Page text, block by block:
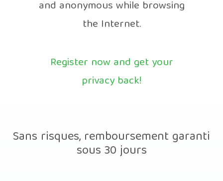
and anonymous while browsing
the Internet.
Register now and get your
privacy back!
Sans risques, remboursement garanti
sous 30 jours